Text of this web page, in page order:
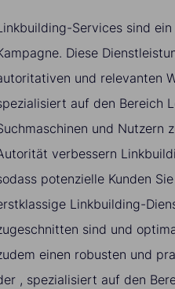
Services sind
Diese
und relevanten
auf den Bereich
und Nutzern
verbessern
potenzielle Kunden
Linkbuilding-
sind und
einen robusten und
, spezialisiert auf den